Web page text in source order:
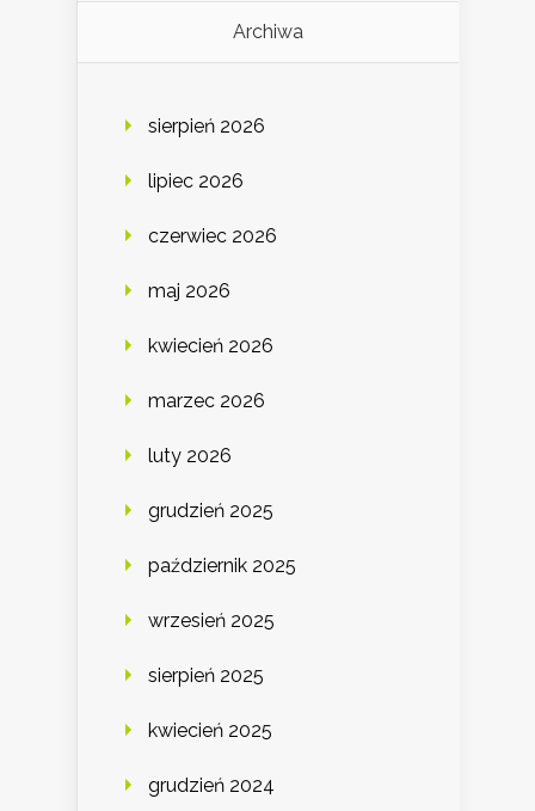
Archiwa
sierpień 2026
lipiec 2026
czerwiec 2026
maj 2026
kwiecień 2026
marzec 2026
luty 2026
grudzień 2025
październik 2025
wrzesień 2025
sierpień 2025
kwiecień 2025
grudzień 2024